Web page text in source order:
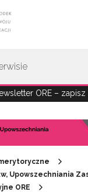
ORE – zapisz
Upowszechniania
ORE